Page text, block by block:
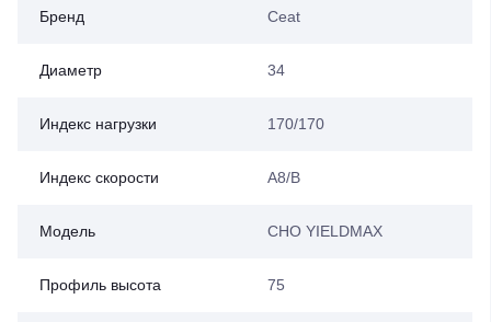
Бренд Ceat
Диаметр 34
Индекс нагрузки 170/170
Индекс скорости A8/B
Модель CHO YIELDMAX
Профиль высота 75